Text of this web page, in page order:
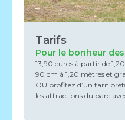
Tarifs
Pour le bonheur
13,90 euros à partir de
90 cm à 1,20 mètres et
OU profitez d’un tarif
les attractions du parc